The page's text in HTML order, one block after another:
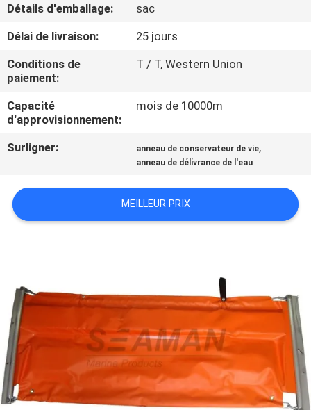
CONTRÔLE
DE
QUALITÉ
COMPANY
NEWS
PLAN
DU
PRIVACY
POLICY
Détails d'emballage:
sac
Délai de livraison:
25 jours
Conditions de
paiement:
T / T, Western Union
Capacité
d'approvisionnement:
mois de 10000m
Surligner: anneau de conservateur de vie,
anneau de délivrance de l'eau
MEILLEUR PRIX